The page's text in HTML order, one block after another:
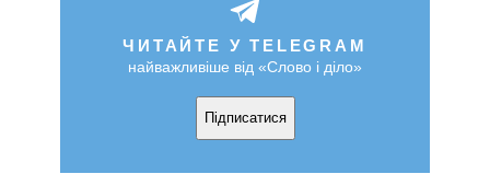
ЧИТАЙТЕ У TELEGRAM
найважливіше від «Слово і діло»
Підписатися